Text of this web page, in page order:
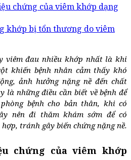
chứng của viêm khớp dạng
khớp bị tổn thương do viêm
viêm đau nhiều khớp nhất là khi
khiến bệnh nhân cảm thấy khó
ảnh hưởng nặng nề đến chất
là những điều cần biết về bệnh để
bệnh cho bản thân, khi có
nên đi thăm khám sớm để có
tránh gây biến chứng nặng nề.
chứng của viêm khớp